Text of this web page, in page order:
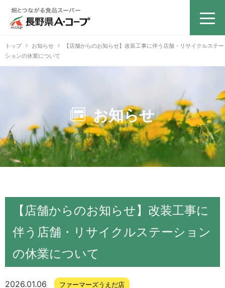
トップ お知らせ
【店舗からのお知らせ】改装工事に伴う店舗・リサイクルステー
ションの休業について
お知らせ
【店舗からのお知らせ】改装工事に
伴う店舗・リサイクルステーション
の休業について
2026.01.06 ファーマーズうえだ店